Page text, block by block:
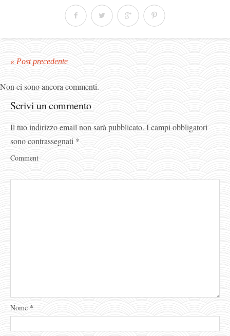
« Post precedente
Non ci sono ancora commenti.
Scrivi un commento
Il tuo indirizzo email non sarà pubblicato. I campi obbligatori
sono contrassegnati *
Comment
Nome *